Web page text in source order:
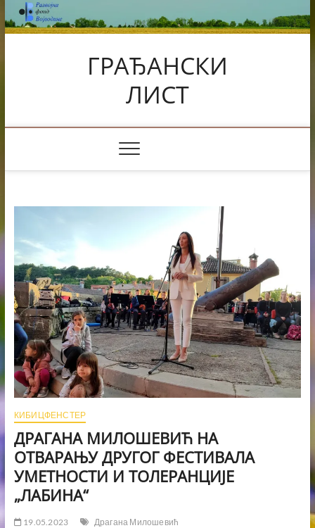
Skip
to
content
ГРАЂАНСКИ
ЛИСТ
КИБИЦФЕНСТЕР
ДРАГАНА МИЛОШЕВИЋ НА
ОТВАРАЊУ ДРУГОГ ФЕСТИВАЛА
УМЕТНОСТИ И ТОЛЕРАНЦИЈЕ
„ЛАБИНА“
19.05.2023 Драгана Милошевић